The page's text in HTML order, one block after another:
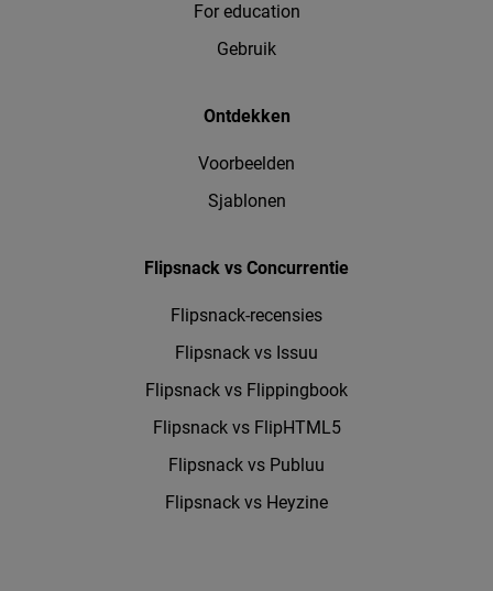
For education
Gebruik
Ontdekken
Voorbeelden
Sjablonen
Flipsnack vs Concurrentie
Flipsnack-recensies
Flipsnack vs Issuu
Flipsnack vs Flippingbook
Flipsnack vs FlipHTML5
Flipsnack vs Publuu
Flipsnack vs Heyzine